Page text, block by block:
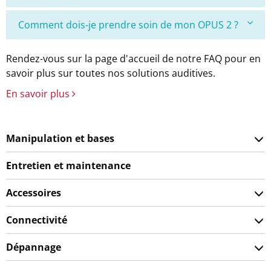
Comment dois-je prendre soin de mon OPUS 2 ?
Rendez-vous sur la page d'accueil de notre FAQ pour en
savoir plus sur toutes nos solutions auditives.
En savoir plus
Manipulation et bases
Entretien et maintenance
Accessoires
Connectivité
Dépannage